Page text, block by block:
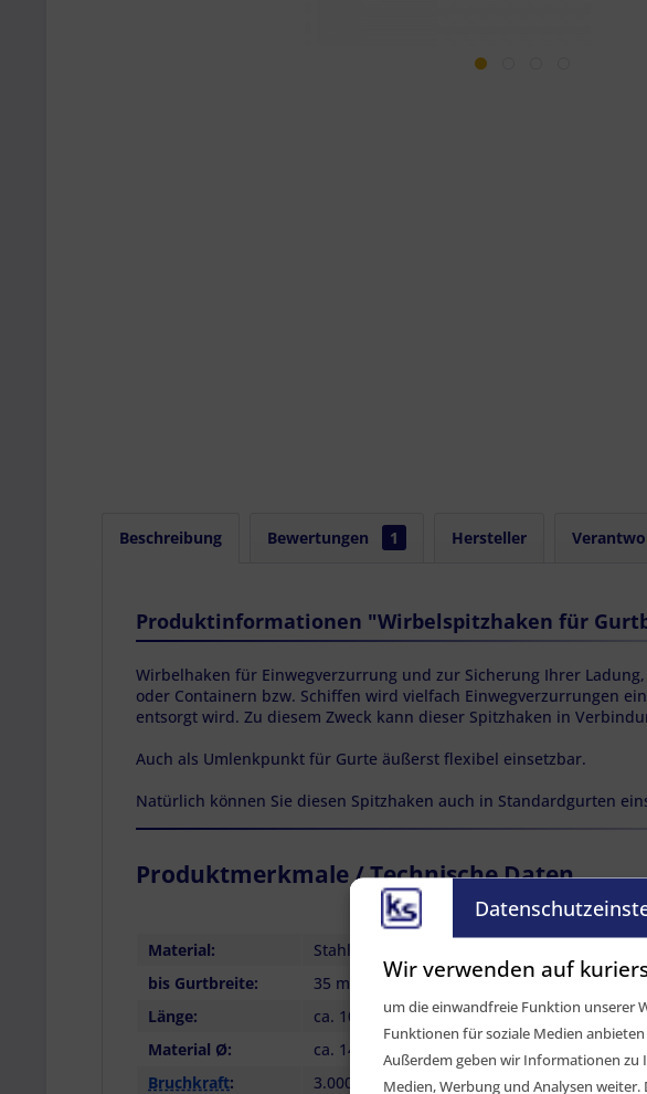
Beschreibung Bewertungen 1 Hersteller
Produktinformationen "Wirbelspitzhaken für
Wirbelhaken für Einwegverzurrung und zur Sicherung Ihrer
oder Containern bzw. Schiffen wird vielfach Einwegverzurrungen
entsorgt wird. Zu diesem Zweck kann dieser Spitzhaken in
Auch als Umlenkpunkt für Gurte äußerst flexibel einsetzbar.
Natürlich können Sie diesen Spitzhaken auch in Standardgurten
Produktmerkmale / Technische Daten
Material:
Stahl, verzinkt
bis Gurtbreite:
35 mm
Länge:
ca. 105 mm
Material Ø:
ca. 14,2 mm
Bruchkraft:
3.000 daN
Wir verwenden auf
um die einwandfreie Funktion unserer
Funktionen für soziale Medien
Außerdem geben wir Informationen zu
Medien, Werbung und Analysen